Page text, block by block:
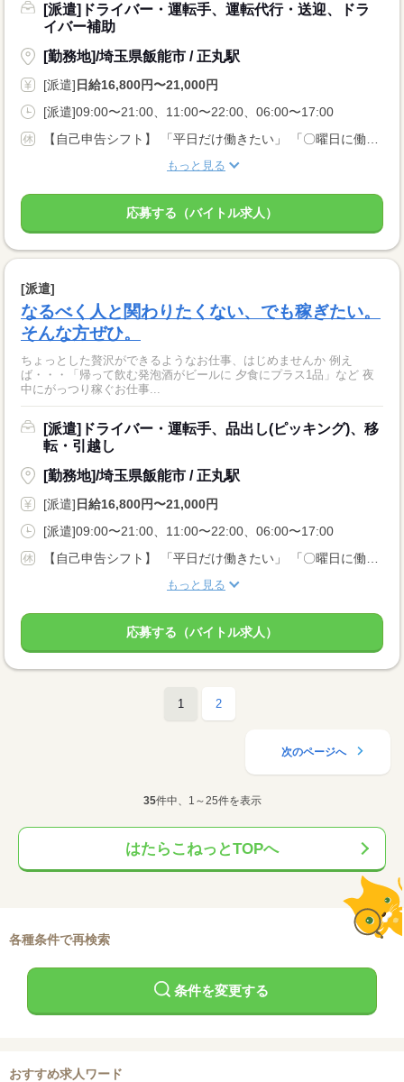
[派遣]ドライバー・運転手、運転代行・送迎、ドラ
イバー補助
[勤務地]/埼玉県飯能市 / 正丸駅
[派遣] 日給16,800円〜21,000円
[派遣]09:00〜21:00、11:00〜22:00、06:00〜17:00
もっと見る
応募する（バイトル求人）
[派遣]
なるべく人と関わりたくない、でも稼ぎたい。
そんな方ぜひ。
ちょっとした贅沢ができるようなお仕事、はじめませんか 例え
ば・・・「帰って飲む発泡酒がビールに 夕食にプラス1品」など 夜
中にがっつり稼ぐお仕事...
[派遣]ドライバー・運転手、品出し(ピッキング)、移
転・引越し
[勤務地]/埼玉県飯能市 / 正丸駅
[派遣] 日給16,800円〜21,000円
[派遣]09:00〜21:00、11:00〜22:00、06:00〜17:00
もっと見る
応募する（バイトル求人）
1 2
次のページへ
35件中、1～25件を表示
はたらこねっとTOPへ
各種条件で再検索
条件を変更する
おすすめ求人ワード